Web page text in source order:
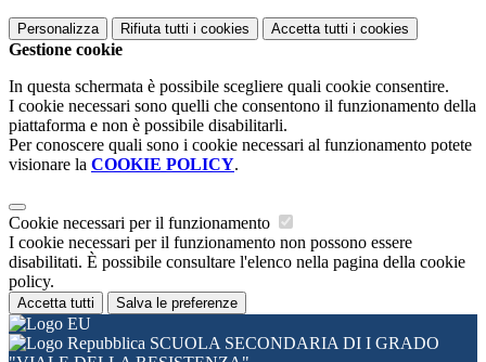
Personalizza Rifiuta tutti i cookies Accetta tutti i cookies
Gestione cookie
In questa schermata è possibile scegliere quali cookie consentire.
I cookie necessari sono quelli che consentono il funzionamento della
piattaforma e non è possibile disabilitarli.
Per conoscere quali sono i cookie necessari al funzionamento potete
visionare la COOKIE POLICY.
Cookie necessari per il funzionamento
I cookie necessari per il funzionamento non possono essere
disabilitati. È possibile consultare l'elenco nella pagina della cookie
policy.
Accetta tutti Salva le preferenze
SCUOLA SECONDARIA DI I GRADO